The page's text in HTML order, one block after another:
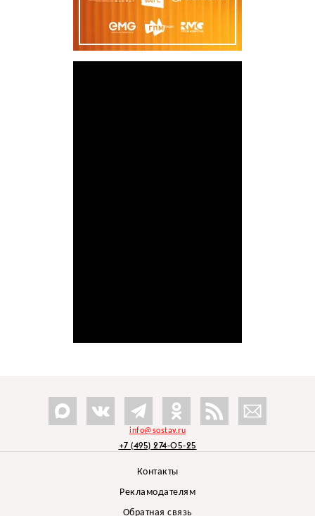
info@sostav.ru
+7 (495) 274-05-25
Контакты
Рекламодателям
Обратная связь